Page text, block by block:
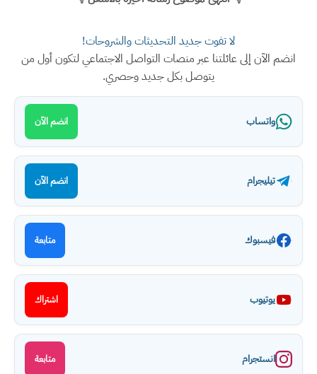
لا تفوت جديد التحديثات والشروحات!
انضم الآن إلى عائلتنا عبر منصات التواصل الاجتماعي لتكون أول من
يتوصل بكل جديد وحصري.
واتساب انضم الآن
تيليجرام انضم الآن
فيسبوك متابعة
يوتيوب اشتراك
انستجرام متابعة